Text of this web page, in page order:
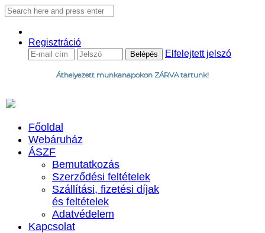
Regisztráció
Elfelejtett jelszó
Áthelyezett munkanapokon ZÁRVA tartunk!
Főoldal
Webáruház
ÁSZF
Bemutatkozás
Szerződési feltételek
Szállítási, fizetési díjak
és feltételek
Adatvédelem
Kapcsolat